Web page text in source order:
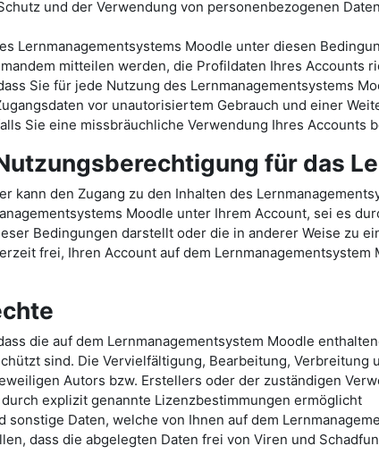
und der Verwendung von personenbezogenen
Lernmanagementsystems Moodle unter diesen
mitteilen werden, die Profildaten Ihres Accounts
Sie für jede Nutzung des Lernmanagementsystems
vor unautorisiertem Gebrauch und einer
Sie eine missbräuchliche Verwendung Ihres Accounts
für das
kann den Zugang zu den Inhalten des
Moodle unter Ihrem Account, sei es
Bedingungen darstellt oder die in anderer Weise zu
frei, Ihren Account auf dem
die auf dem Lernmanagementsystem Moodle
sind. Die Vervielfältigung, Bearbeitung,
Autors bzw. Erstellers oder der zuständigen
explizit genannte Lizenzbestimmungen ermöglicht
sonstige Daten, welche von Ihnen auf dem
dass die abgelegten Daten frei von Viren und